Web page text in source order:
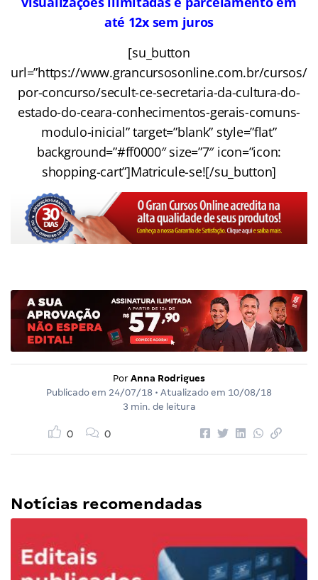
até 12x sem juros
[su_button
url=”https://www.grancursosonline.com.br/cursos/
por-concurso/secult-ce-secretaria-da-cultura-do-
estado-do-ceara-conhecimentos-gerais-comuns-
modulo-inicial” target=”blank” style=”flat”
background=”#ff0000″ size=”7″ icon=”icon:
shopping-cart”]Matricule-se![/su_button]
Por Anna Rodrigues
Publicado em 24/07/18 • Atualizado em 10/08/18
3 min. de leitura
0 0
Notícias recomendadas